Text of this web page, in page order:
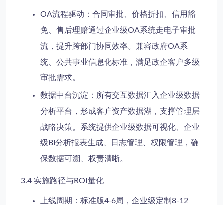
OA流程驱动 ：合同审批、价格折扣、信用豁
免、售后理赔通过企业级OA系统走电子审批
流，提升跨部门协同效率。兼容政府OA系
统、公共事业信息化标准，满足政企客户多级
审批需求。
数据中台沉淀 ：所有交互数据汇入企业级数据
分析平台，形成客户资产数据湖，支撑管理层
战略决策。系统提供企业级数据可视化、企业
级BI分析报表生成、日志管理、权限管理，确
保数据可溯、权责清晰。
3.4 实施路径与ROI量化
上线周期 ：标准版4-6周，企业级定制8-12